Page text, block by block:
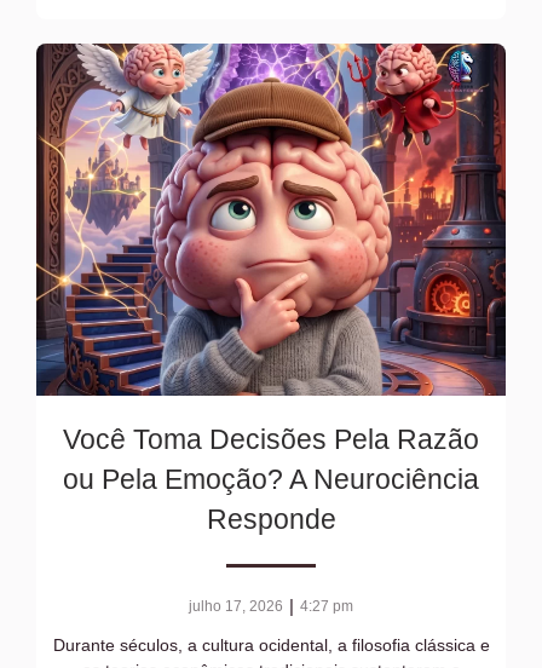
Você Toma Decisões Pela Razão
ou Pela Emoção? A Neurociência
Responde
julho 17, 2026 | 4:27 pm
Durante séculos, a cultura ocidental, a filosofia clássica e